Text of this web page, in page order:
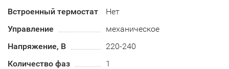
Встроенный термостат
Нет
Управление
механическое
Напряжение, В
220-240
Количество фаз
1